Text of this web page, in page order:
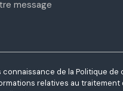
connaissance de la Politique
relatives au traitement